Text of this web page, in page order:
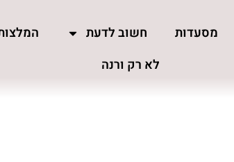
מסעדות חשוב לדעת
לא רק ורנה